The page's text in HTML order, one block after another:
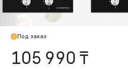
Под заказ
105 990 ₸